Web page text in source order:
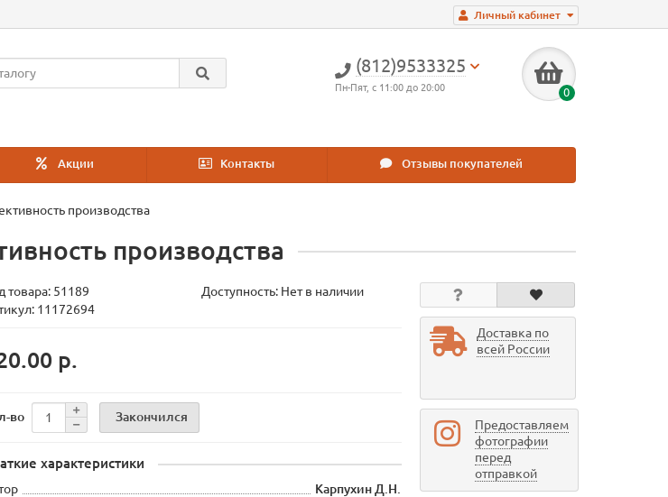
Личный кабинет
(812)9533325
Пн-Пят, с 11:00 до 20:00 0
Акции Контакты Отзывы покупателей
производства
производства
товара: 51189
Доступность: Нет в наличии
11172694
р.
во Закончился
характеристики
Карпухин Д.Н.
Доставка по
всей России
Предоставляем
фотографии
перед
отправкой